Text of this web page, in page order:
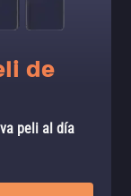
de
peli al día